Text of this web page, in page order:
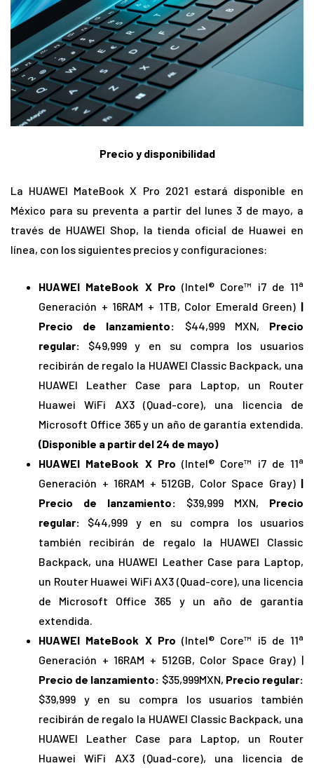
Precio y disponibilidad
La HUAWEI MateBook X Pro 2021 estará disponible en
México para su preventa a partir del lunes 3 de mayo, a
través de HUAWEI Shop, la tienda oficial de Huawei en
línea, con los siguientes precios y configuraciones:
HUAWEI MateBook X Pro (Intel® Core™ i7 de 11a
Generación + 16RAM + 1TB, Color Emerald Green) |
Precio de lanzamiento: $44,999 MXN, Precio
regular: $49,999 y en su compra los usuarios
recibirán de regalo la HUAWEI Classic Backpack, una
HUAWEI Leather Case para Laptop, un Router
Huawei WiFi AX3 (Quad-core), una licencia de
Microsoft Office 365 y un año de garantía extendida.
(Disponible a partir del 24 de mayo)
HUAWEI MateBook X Pro (Intel® Core™ i7 de 11a
Generación + 16RAM + 512GB, Color Space Gray) |
Precio de lanzamiento: $39,999 MXN, Precio
regular: $44,999 y en su compra los usuarios
también recibirán de regalo la HUAWEI Classic
Backpack, una HUAWEI Leather Case para Laptop,
un Router Huawei WiFi AX3 (Quad-core), una licencia
de Microsoft Office 365 y un año de garantía
extendida.
HUAWEI MateBook X Pro (Intel® Core™ i5 de 11a
Generación + 16RAM + 512GB, Color Space Gray) |
Precio de lanzamiento: $35,999MXN, Precio regular:
$39,999 y en su compra los usuarios también
recibirán de regalo la HUAWEI Classic Backpack, una
HUAWEI Leather Case para Laptop, un Router
Huawei WiFi AX3 (Quad-core), una licencia de